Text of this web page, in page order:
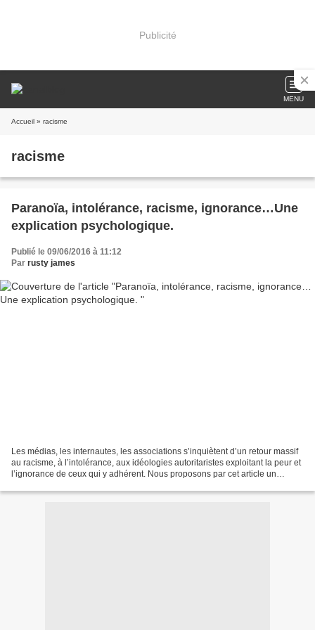
Publicité
MENU
Accueil » racisme
racisme
Paranoïa, intolérance, racisme, ignorance…Une
explication psychologique.
Publié le 09/06/2016 à 11:12
Par rusty james
Les médias, les internautes, les associations s’inquiètent d’un retour massif
au racisme, à l’intolérance, aux idéologies autoritaristes exploitant la peur et
l’ignorance de ceux qui y adhérent. Nous proposons par cet article un